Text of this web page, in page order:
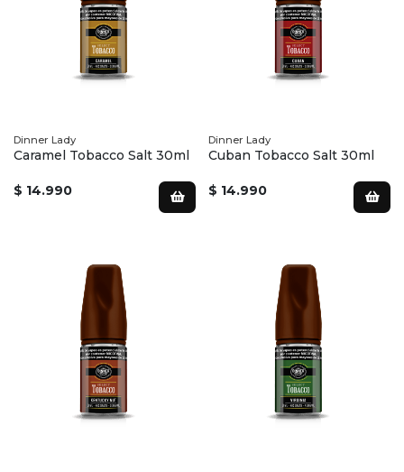
Dinner Lady
Caramel Tobacco Salt 30ml
$ 14.990
Dinner Lady
Cuban Tobacco Salt 30ml
$ 14.990